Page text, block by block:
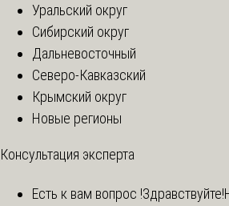
Уральский округ
Сибирский округ
Дальневосточный
Северо-Кавказский
Крымский округ
Новые регионы
Консультация эксперта
Есть к вам вопрос !